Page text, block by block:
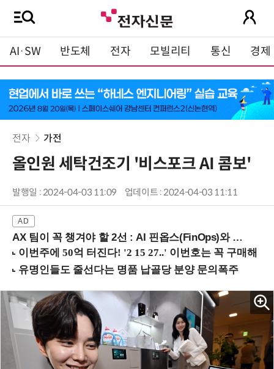
AI·SW 반도체 전자 모빌리티 통신 경제
전자 가전
올인원 세탁건조기 '비스포크 AI 콤보'
발행일 : 2024-04-03 11:09 업데이트 : 2024-04-03 11:11
AX 팀이 꼭 챙겨야 할 2선 : AI 핀옵스(FinOps)와 토큰 거버넌스 (8/21 잠실역)